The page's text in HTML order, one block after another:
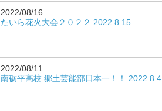
2022/08/16
たいら花火大会２０２２ 2022.8.15
2022/08/11
南砺平高校 郷土芸能部日本一！！ 2022.8.4